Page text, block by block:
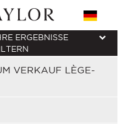
VERKAUF LÈGE-
ERGEBNISSE